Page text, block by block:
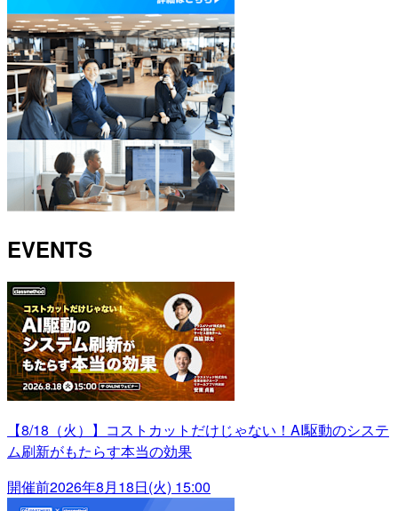
EVENTS
【8/18（火）】コストカットだけじゃない！AI駆動のシステ
ム刷新がもたらす本当の効果
開催前2026年8月18日(火) 15:00